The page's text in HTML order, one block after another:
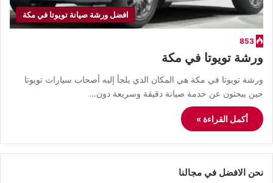
افضل ورشة صيانة تويوتا في مكة
853
ورشة تويوتا في مكة
ورشة تويوتا في مكة هي المكان الذي يلجأ إليه أصحاب سيارات تويوتا
حين يبحثون عن خدمة صيانة دقيقة وسريعة دون…
أكمل القراءة »
نحن الافضل في مجالنا